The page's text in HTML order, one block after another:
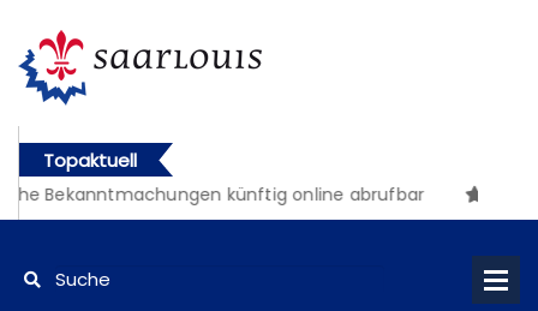
Topaktuell
Bekanntmachungen künftig online abrufbar